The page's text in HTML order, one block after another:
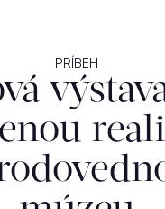
PRÍBEH